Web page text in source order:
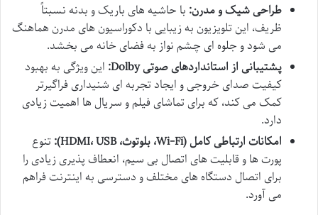
طراحی شیک و مدرن: با حاشیه های باریک و بدنه نسبتاً
ظریف، این تلویزیون به زیبایی با دکوراسیون های مدرن هماهنگ
می شود و جلوه ای چشم نواز به فضای خانه می بخشد.
پشتیبانی از استانداردهای صوتی Dolby:
این ویژگی به بهبود
کیفیت صدای خروجی و ایجاد تجربه ای شنیداری فراگیرتر
کمک می کند، که برای تماشای فیلم و سریال ها اهمیت زیادی
دارد.
امکانات ارتباطی کامل (Wi-Fi، بلوتوث، HDMI، USB):
تنوع
پورت ها و قابلیت های اتصال بی سیم، انعطاف پذیری زیادی را
برای اتصال دستگاه های مختلف و دسترسی به اینترنت فراهم
می آورد.